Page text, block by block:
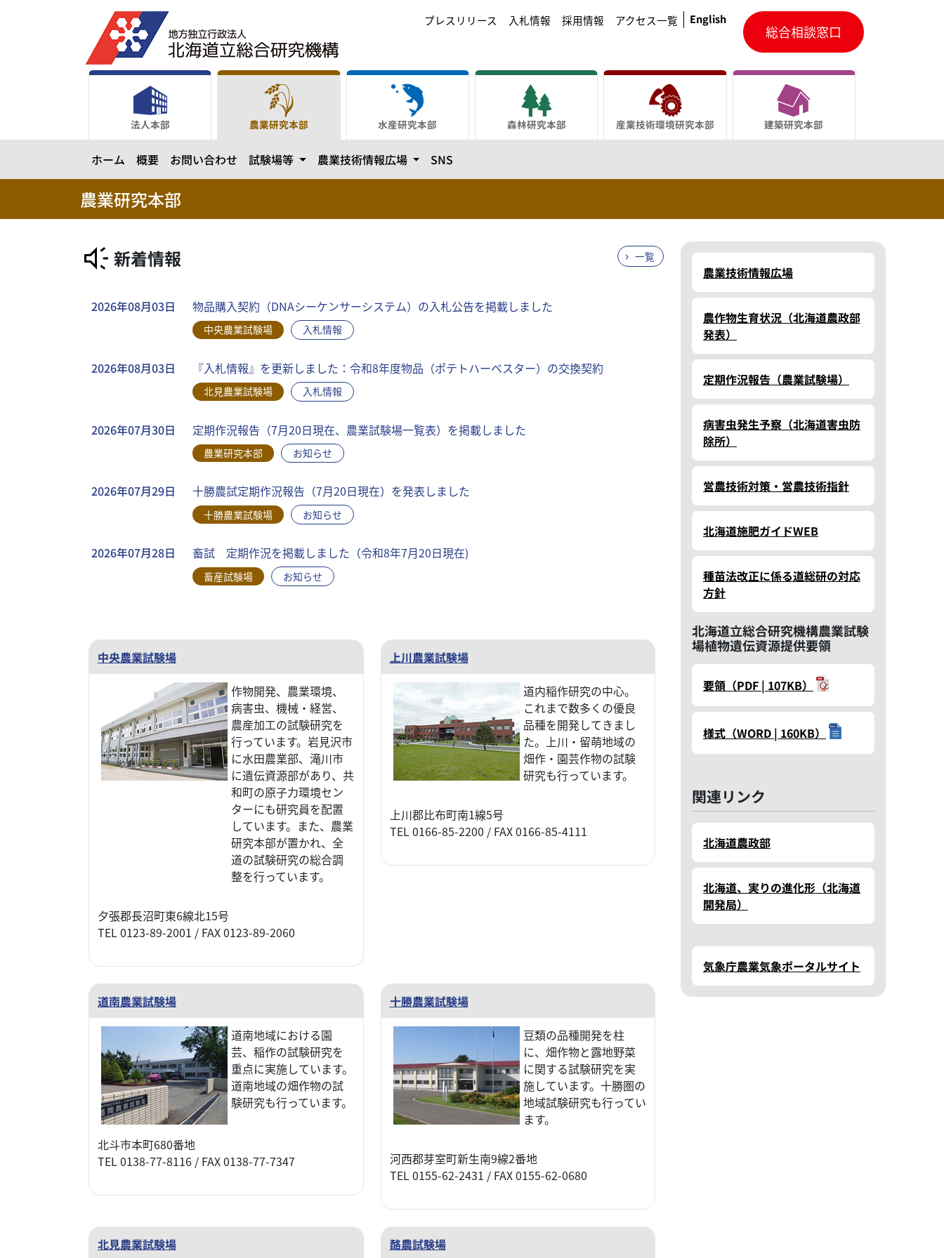
に
キ
プレスリリース 入札情報 採用情報 アクセス一覧 English
総合相談窓口
法人本部 農業研究本部
ホーム 概要 お問い合わせ 試験場等 カテゴリーを開きます
農業技術情報広場 カテゴリーを開きます
SNS
水産研究本部 森林研究本部 産業技術環境研究本部 建築研究本部
農業研究本部
新着情報
2026年08月03日 物品購入契約（DNAシーケンサーシステム）の入札公告を掲載しました
中央農業試験場 入札情報
2026年08月03日 『入札情報』を更新しました：令和8年度物品（ポテトハーベスター）の交換契約
北見農業試験場 入札情報
2026年07月30日 定期作況報告（7月20日現在、農業試験場一覧表）を掲載しました
農業研究本部 お知らせ
2026年07月29日 十勝農試定期作況報告（7月20日現在）を発表しました
十勝農業試験場 お知らせ
2026年07月28日 畜試 定期作況を掲載しました（令和8年7月20日現在)
畜産試験場 お知らせ
一覧
中央農業試験場
作物開発、農業環境、
病害虫、機械・経営、
農産加工の試験研究を
行っています。岩見沢市
に水田農業部、滝川市
に遺伝資源部があり、共
和町の原子力環境セン
ターにも研究員を配置
しています。また、農業
研究本部が置かれ、全
道の試験研究の総合調
整を行っています。
夕張郡長沼町東6線北15号
TEL 0123-89-2001 / FAX 0123-89-2060
上川農業試験場
道内稲作研究の中心。
これまで数多くの優良
品種を開発してきまし
た。上川・留萌地域の
畑作・園芸作物の試験
研究も行っています。
上川郡比布町南1線5号
TEL 0166-85-2200 / FAX 0166-85-4111
道南農業試験場
道南地域における園
芸、稲作の試験研究を
重点に実施しています。
道南地域の畑作物の試
験研究も行っています。
北斗市本町680番地
TEL 0138-77-8116 / FAX 0138-77-7347
十勝農業試験場
豆類の品種開発を柱
に、畑作物と露地野菜
に関する試験研究を実
施しています。十勝圏の
地域試験研究も行ってい
ます。
河西郡芽室町新生南9線2番地
TEL 0155-62-2431 / FAX 0155-62-0680
北見農業試験場
酪農試験場
農業技術情報広場
農作物生育状況（北海道農政部
発表）
定期作況報告（農業試験場）
病害虫発生予察（北海道害虫防
除所）
営農技術対策・営農技術指針
北海道施肥ガイドWEB
種苗法改正に係る道総研の対応
方針
北海道立総合研究機構農業試験
場植物遺伝資源提供要領
要領（PDF | 107KB）
様式（WORD | 160KB）
関連リンク
北海道農政部
北海道、実りの進化形（北海道
開発局）
気象庁農業気象ポータルサイト